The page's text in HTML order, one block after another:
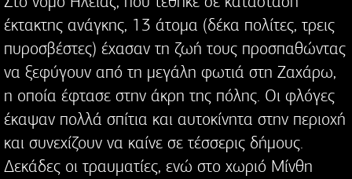
έκτακτης ανάγκης, 13 άτομα (δέκα πολίτες, τρεις
πυροσβέστες) έχασαν τη ζωή τους προσπαθώντας
να ξεφύγουν από τη μεγάλη φωτιά στη Ζαχάρω,
η οποία έφτασε στην άκρη της πόλης. Οι φλόγες
έκαψαν πολλά σπίτια και αυτοκίνητα στην περιοχή
και συνεχίζουν να καίνε σε τέσσερις δήμους.
Δεκάδες οι τραυματίες, ενώ στο χωριό Μίνθη